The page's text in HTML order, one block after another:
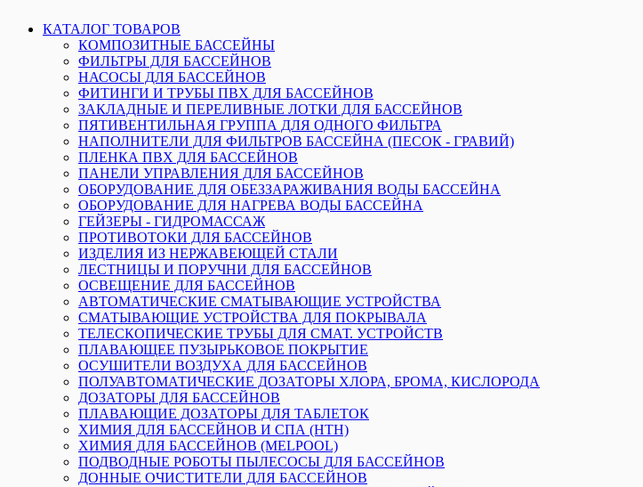
КАТАЛОГ ТОВАРОВ
КОМПОЗИТНЫЕ БАССЕЙНЫ
ФИЛЬТРЫ ДЛЯ БАССЕЙНОВ
НАСОСЫ ДЛЯ БАССЕЙНОВ
ФИТИНГИ И ТРУБЫ ПВХ ДЛЯ БАССЕЙНОВ
ЗАКЛАДНЫЕ И ПЕРЕЛИВНЫЕ ЛОТКИ ДЛЯ БАССЕЙНОВ
ПЯТИВЕНТИЛЬНАЯ ГРУППА ДЛЯ ОДНОГО ФИЛЬТРА
НАПОЛНИТЕЛИ ДЛЯ ФИЛЬТРОВ БАССЕЙНА (ПЕСОК - ГРАВИЙ)
ПЛЕНКА ПВХ ДЛЯ БАССЕЙНОВ
ПАНЕЛИ УПРАВЛЕНИЯ ДЛЯ БАССЕЙНОВ
ОБОРУДОВАНИЕ ДЛЯ ОБЕЗЗАРАЖИВАНИЯ ВОДЫ БАССЕЙНА
ОБОРУДОВАНИЕ ДЛЯ НАГРЕВА ВОДЫ БАССЕЙНА
ГЕЙЗЕРЫ - ГИДРОМАССАЖ
ПРОТИВОТОКИ ДЛЯ БАССЕЙНОВ
ИЗДЕЛИЯ ИЗ НЕРЖАВЕЮЩЕЙ СТАЛИ
ЛЕСТНИЦЫ И ПОРУЧНИ ДЛЯ БАССЕЙНОВ
ОСВЕЩЕНИЕ ДЛЯ БАССЕЙНОВ
АВТОМАТИЧЕСКИЕ СМАТЫВАЮЩИЕ УСТРОЙСТВА
СМАТЫВАЮЩИЕ УСТРОЙСТВА ДЛЯ ПОКРЫВАЛА
ТЕЛЕСКОПИЧЕСКИЕ ТРУБЫ ДЛЯ СМАТ. УСТРОЙСТВ
ПЛАВАЮЩЕЕ ПУЗЫРЬКОВОЕ ПОКРЫТИЕ
ОСУШИТЕЛИ ВОЗДУХА ДЛЯ БАССЕЙНОВ
ПОЛУАВТОМАТИЧЕСКИЕ ДОЗАТОРЫ ХЛОРА, БРОМА, КИСЛОРОДА
ДОЗАТОРЫ ДЛЯ БАССЕЙНОВ
ПЛАВАЮЩИЕ ДОЗАТОРЫ ДЛЯ ТАБЛЕТОК
ХИМИЯ ДЛЯ БАССЕЙНОВ И СПА (HTH)
ХИМИЯ ДЛЯ БАССЕЙНОВ (MELPOOL)
ПОДВОДНЫЕ РОБОТЫ ПЫЛЕСОСЫ ДЛЯ БАССЕЙНОВ
ДОННЫЕ ОЧИСТИТЕЛИ ДЛЯ БАССЕЙНОВ